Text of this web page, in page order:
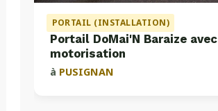
PORTAIL (INSTALLATION)
Portail DoMai'N Baraize avec
motorisation
à PUSIGNAN